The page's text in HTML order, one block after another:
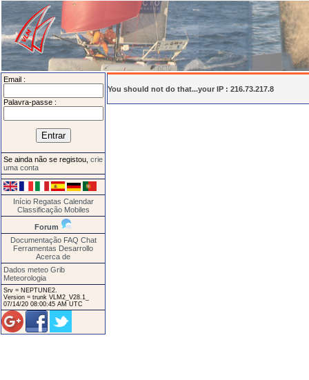
Email :
Palavra-passe :
Se ainda não se registou, crie
uma conta
Início Regatas Calendar
Classificação Mobiles
Forum
Documentação FAQ Chat
Ferramentas Desarrollo
Acerca de
Dados meteo Grib
Meteorologia
Srv = NEPTUNE2.
Version = trunk VLM2_V28.1_
07/14/20 08:00:45 AM UTC
You should not do that...your IP : 216.73.217.8